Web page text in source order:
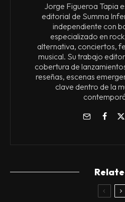
Jorge Figueroa Tapia
editorial de Summa
independiente con
especializado en
alternativa, conciertos,
musical. Su trabajo
cobertura de
reseñas, escenas
clave dentro de la